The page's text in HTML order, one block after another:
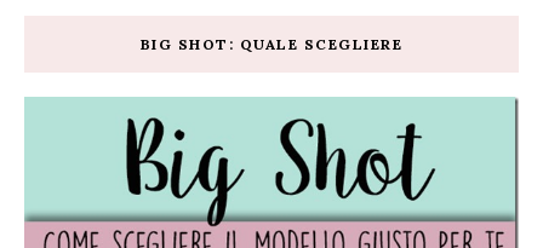
BIG SHOT: QUALE SCEGLIERE